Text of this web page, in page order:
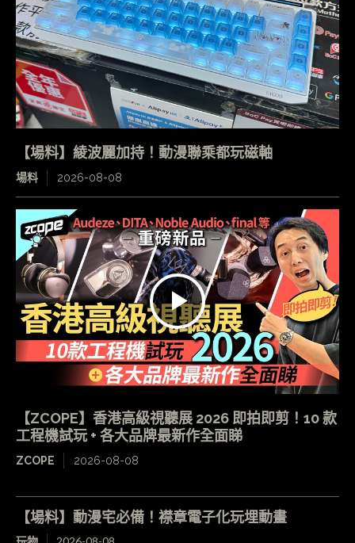
【場料】綾波麗加持！動漫聯乘都玩磁軸
場料 2026-08-08
【ZCOPE】香港高級視聽展 2026 即拍即剪！10 款
工程機試玩 + 各大品牌最新作全面睇
ZCOPE 2026-08-08
【場料】動漫宅必備！襟章電子化玩埋動畫